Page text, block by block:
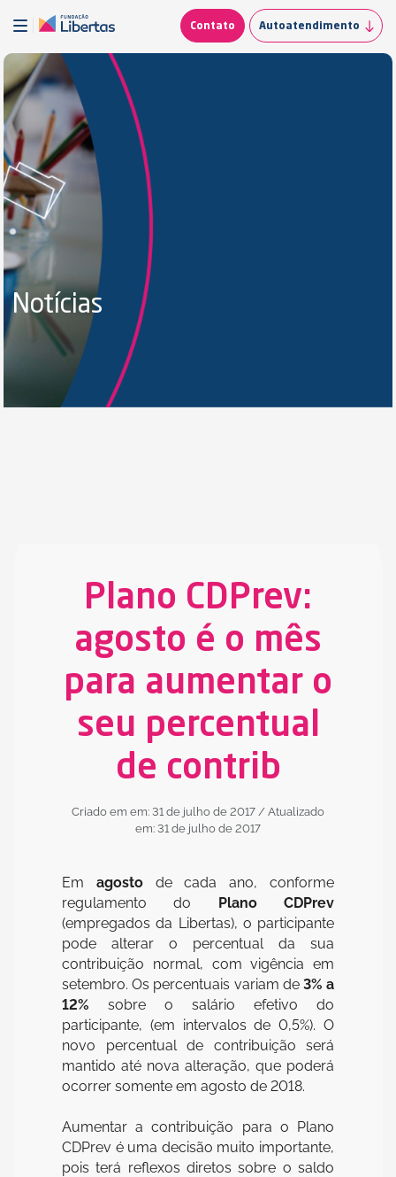
Contato Autoatendimento
Notícias
Plano CDPrev:
agosto é o mês
para aumentar o
seu percentual
de contrib
Criado em em: 31 de julho de 2017 / Atualizado
em: 31 de julho de 2017
Em agostode cada ano, conforme
regulamento do Plano CDPrev
(empregados da Libertas), o participante
pode alterar o percentual da sua
contribuição normal, com vigência em
setembro. Os percentuais variam de 3% a
12% sobre o salário efetivo do
participante, (em intervalos de 0,5%). O
novo percentual de contribuição será
mantido até nova alteração, que poderá
ocorrer somente em agosto de 2018.
Aumentar a contribuição para o Plano
CDPrev é uma decisão muito importante,
pois terá reflexos diretos sobre o saldo